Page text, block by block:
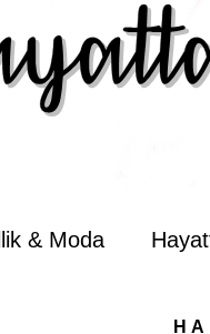
& Moda